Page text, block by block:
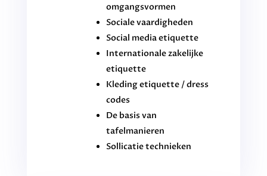
omgangsvormen
Sociale vaardigheden
Social media etiquette
Internationale zakelijke
etiquette
Kleding etiquette / dress
codes
De basis van
tafelmanieren
Sollicatie technieken